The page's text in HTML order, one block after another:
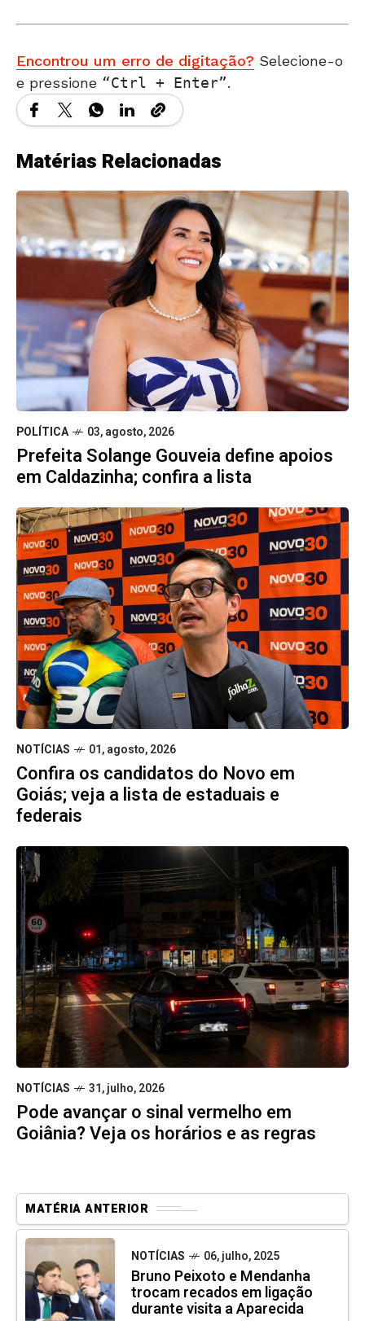
Encontrou um erro de digitação? Selecione-o
e pressione
Ctrl + Enter .
Matérias Relacionadas
POLÍTICA 03, agosto, 2026
Prefeita Solange Gouveia define apoios
em Caldazinha; confira a lista
NOTÍCIAS 01, agosto, 2026
Confira os candidatos do Novo em
Goiás; veja a lista de estaduais e
federais
NOTÍCIAS 31, julho, 2026
Pode avançar o sinal vermelho em
Goiânia? Veja os horários e as regras
MATÉRIA ANTERIOR
NOTÍCIAS 06, julho, 2025
Bruno Peixoto e Mendanha
trocam recados em ligação
durante visita a Aparecida